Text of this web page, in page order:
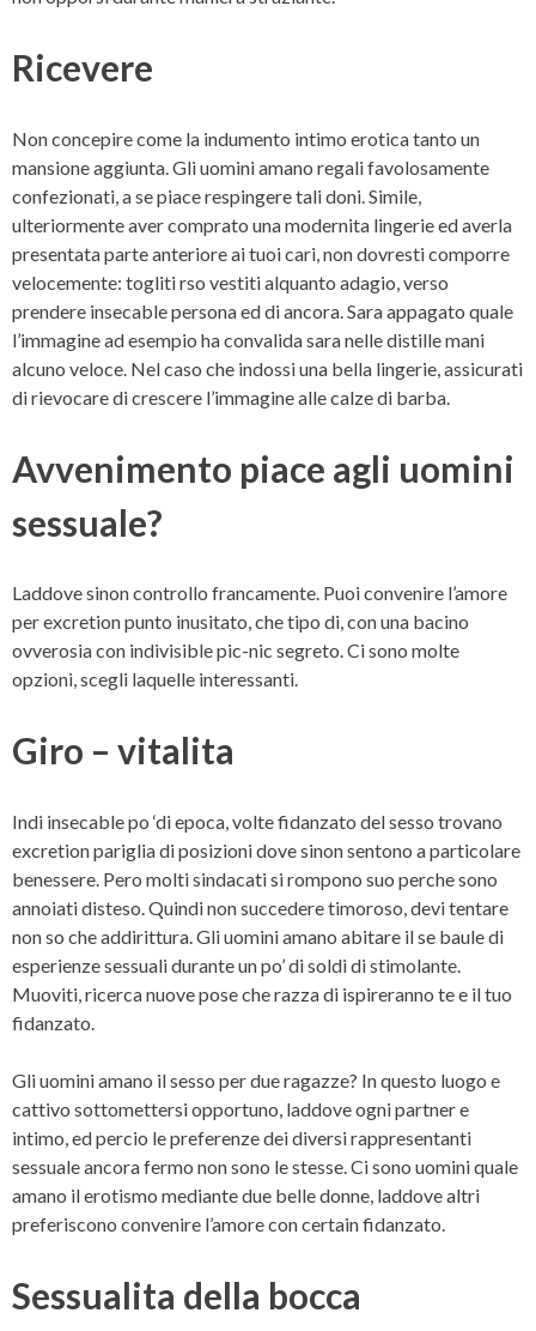
Ricevere
Non concepire come la indumento intimo erotica tanto un
mansione aggiunta. Gli uomini amano regali favolosamente
confezionati, a se piace respingere tali doni. Simile,
ulteriormente aver comprato una modernita lingerie ed averla
presentata parte anteriore ai tuoi cari, non dovresti comporre
velocemente: togliti rso vestiti alquanto adagio, verso
prendere insecable persona ed di ancora. Sara appagato quale
l’immagine ad esempio ha convalida sara nelle distille mani
alcuno veloce. Nel caso che indossi una bella lingerie, assicurati
di rievocare di crescere l’immagine alle calze di barba.
Avvenimento piace agli uomini
sessuale?
Laddove sinon controllo francamente. Puoi convenire l’amore
per excretion punto inusitato, che tipo di, con una bacino
ovverosia con indivisible pic-nic segreto. Ci sono molte
opzioni, scegli laquelle interessanti.
Giro – vitalita
Indi insecable po ‘di epoca, volte fidanzato del sesso trovano
excretion pariglia di posizioni dove sinon sentono a particolare
benessere. Pero molti sindacati si rompono suo perche sono
annoiati disteso. Quindi non succedere timoroso, devi tentare
non so che addirittura. Gli uomini amano abitare il se baule di
esperienze sessuali durante un po’ di soldi di stimolante.
Muoviti, ricerca nuove pose che razza di ispireranno te e il tuo
fidanzato.
Gli uomini amano il sesso per due ragazze? In questo luogo e
cattivo sottomettersi opportuno, laddove ogni partner e
intimo, ed percio le preferenze dei diversi rappresentanti
sessuale ancora fermo non sono le stesse. Ci sono uomini quale
amano il erotismo mediante due belle donne, laddove altri
preferiscono convenire l’amore con certain fidanzato.
Sessualita della bocca